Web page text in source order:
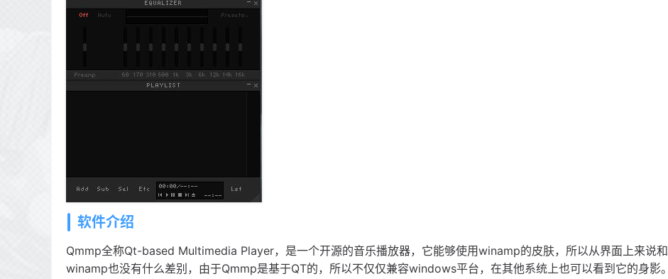
软件介绍
Qmmp全称Qt-based Multimedia Player，是一个开源的音乐播放器，它能够使用winamp的皮肤，所以从界面上来说和
winamp也没有什么差别，由于Qmmp是基于QT的，所以不仅仅兼容windows平台，在其他系统上也可以看到它的身影。